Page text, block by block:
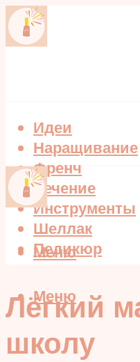
Идеи
Наращивание
Френч
Лечение
Инструменты
Шеллак
Педикюр
Меню
Меню
Лёгкий
школу